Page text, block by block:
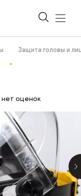
Защита головы и
нет оценок